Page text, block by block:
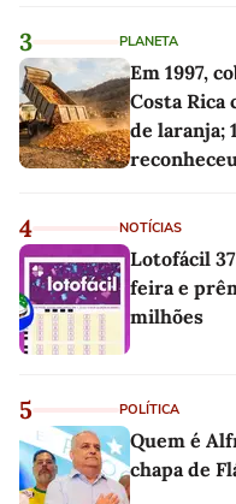
3 PLANETA
Em 1997,
Costa Rica
de laranja;
4 NOTÍCIAS
Lotofácil
feira e
milhões
5 POLÍTICA
Quem é
chapa de